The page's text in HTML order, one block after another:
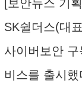
[보안뉴스 기
SK쉴더스(대
사이버보안 구
비스를 출시